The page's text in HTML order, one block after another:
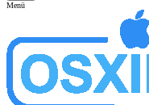
Menü